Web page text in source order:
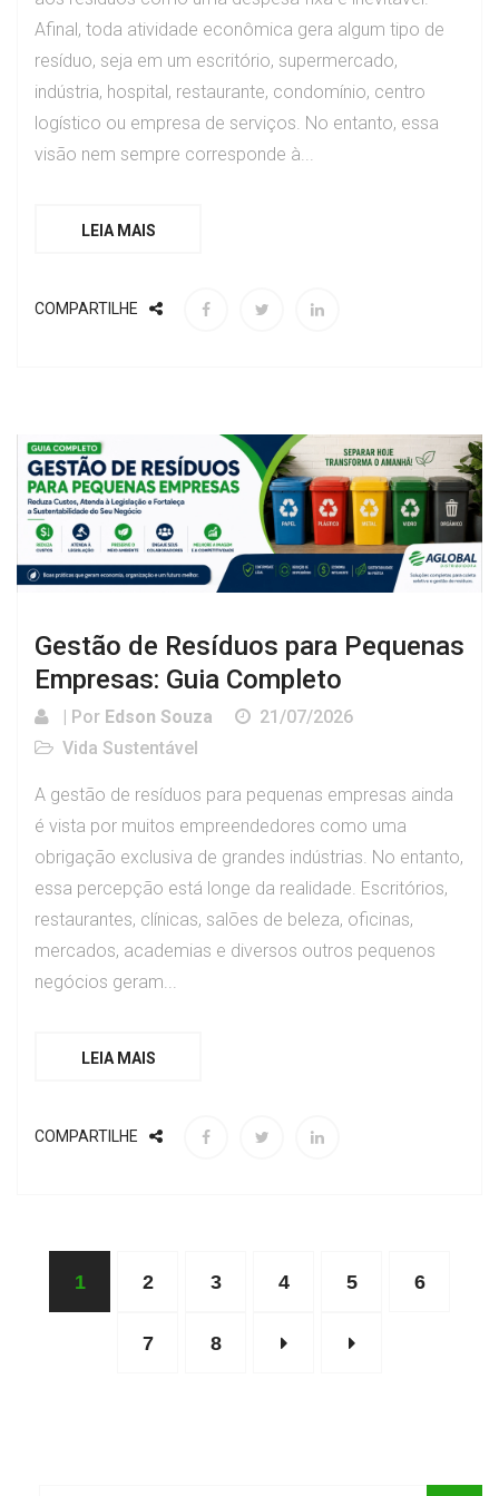
Afinal, toda atividade econômica gera algum tipo de
resíduo, seja em um escritório, supermercado,
indústria, hospital, restaurante, condomínio, centro
logístico ou empresa de serviços. No entanto, essa
visão nem sempre corresponde à...
LEIA MAIS
COMPARTILHE
Gestão de Resíduos para Pequenas
Empresas: Guia Completo
| Por Edson Souza
21/07/2026
Vida Sustentável
A gestão de resíduos para pequenas empresas ainda
é vista por muitos empreendedores como uma
obrigação exclusiva de grandes indústrias. No entanto,
essa percepção está longe da realidade. Escritórios,
restaurantes, clínicas, salões de beleza, oficinas,
mercados, academias e diversos outros pequenos
negócios geram...
LEIA MAIS
COMPARTILHE
1 2 3 4 5 6
7 8